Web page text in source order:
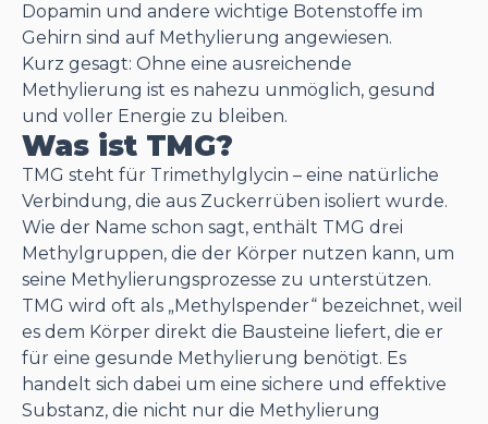
Dopamin und andere wichtige Botenstoffe im
Gehirn sind auf Methylierung angewiesen.
Kurz gesagt: Ohne eine ausreichende
Methylierung ist es nahezu unmöglich, gesund
und voller Energie zu bleiben.
Was ist TMG?
TMG steht für Trimethylglycin – eine natürliche
Verbindung, die aus Zuckerrüben isoliert wurde.
Wie der Name schon sagt, enthält TMG drei
Methylgruppen, die der Körper nutzen kann, um
seine Methylierungsprozesse zu unterstützen.
TMG wird oft als „Methylspender“ bezeichnet, weil
es dem Körper direkt die Bausteine liefert, die er
für eine gesunde Methylierung benötigt. Es
handelt sich dabei um eine sichere und effektive
Substanz, die nicht nur die Methylierung